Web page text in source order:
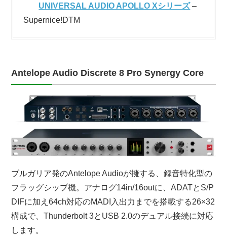
UNIVERSAL AUDIO APOLLO Xシリーズ–
Supernice!DTM
Antelope Audio Discrete 8 Pro Synergy Core
ブルガリア発のAntelope Audioが擁する、録音特化型の
フラッグシップ機。アナログ14in/16outに、ADATとS/P
DIFに加え64ch対応のMADI入出力までを搭載する26×32
構成で、Thunderbolt 3とUSB 2.0のデュアル接続に対応
します。